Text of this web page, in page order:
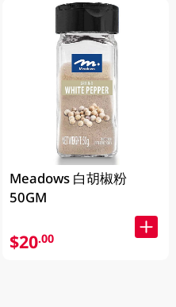
Meadows 白胡椒粉
50GM
$20.00